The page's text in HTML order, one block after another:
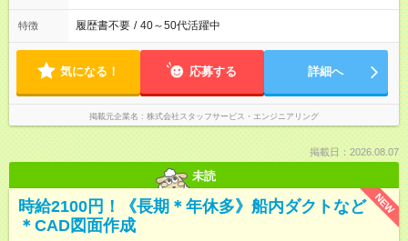
特徴 履歴書不要 / 40～50代活躍中
気になる！ 応募する 詳細へ
掲載元企業名 株式会社スタッフサービス・エンジニアリング
掲載日：2026.08.07
未読
NEW
時給2100円！《長期＊年休多》船内ダクトなど
＊CAD図面作成